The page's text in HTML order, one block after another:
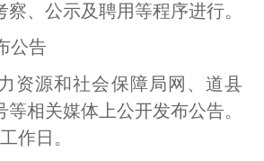
、公示及聘用等程序进行。
公告
资源和社会保障局网、道县
相关媒体上公开发布公告。
作日。